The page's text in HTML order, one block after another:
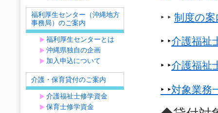
‣ ‣ 制度の
‣ ‣介護福祉
‣ ‣介護福祉
‣ ‣対象業務
福利厚生センター（沖縄地方
事務局）のご案内
福利厚生センターとは
沖縄県独自の企画
加入申込について
介護・保育貸付のご案内
介護福祉士修学資金
保育士修学資金